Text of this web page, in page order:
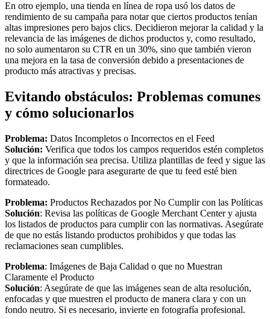
En otro ejemplo, una tienda en línea de ropa usó los datos de
rendimiento de su campaña para notar que ciertos productos tenían
altas impresiones pero bajos clics. Decidieron mejorar la calidad y la
relevancia de las imágenes de dichos productos y, como resultado,
no solo aumentaron su CTR en un 30%, sino que también vieron
una mejora en la tasa de conversión debido a presentaciones de
producto más atractivas y precisas.
Evitando obstáculos: Problemas comunes
y cómo solucionarlos
Problema: Datos Incompletos o Incorrectos en el Feed
Solución: Verifica que todos los campos requeridos estén completos
y que la información sea precisa. Utiliza plantillas de feed y sigue las
directrices de Google para asegurarte de que tu feed esté bien
formateado.
Problema: Productos Rechazados por No Cumplir con las Políticas
Solución: Revisa las políticas de Google Merchant Center y ajusta
los listados de productos para cumplir con las normativas. Asegúrate
de que no estás listando productos prohibidos y que todas las
reclamaciones sean cumplibles.
Problema: Imágenes de Baja Calidad o que no Muestran
Claramente el Producto
Solución: Asegúrate de que las imágenes sean de alta resolución,
enfocadas y que muestren el producto de manera clara y con un
fondo neutro. Si es necesario, invierte en fotografía profesional.